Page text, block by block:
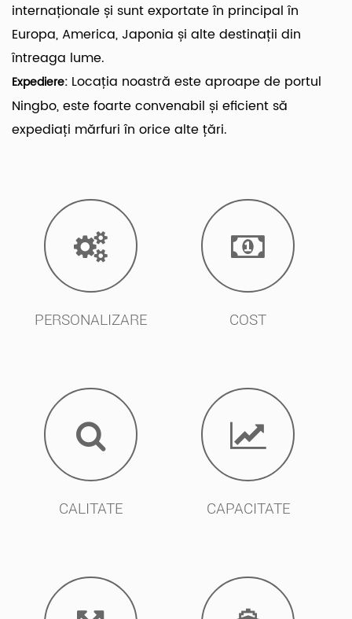
internaționale și sunt exportate în principal în
Europa, America, Japonia și alte destinații din
întreaga lume.
Expediere: Locația noastră este aproape de portul
Ningbo, este foarte convenabil și eficient să
expediați mărfuri în orice alte țări.
PERSONALIZARE COST
CALITATE CAPACITATE